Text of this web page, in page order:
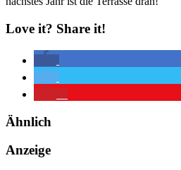
Love it? Share it!
Ähnlich
Anzeige